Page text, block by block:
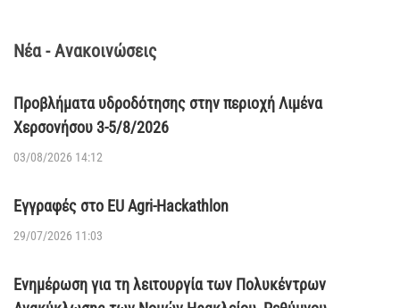
Νέα - Ανακοινώσεις
Προβλήματα υδροδότησης στην περιοχή Λιμένα
Χερσονήσου 3-5/8/2026
03/08/2026 14:12
Εγγραφές στο EU Agri-Hackathlon
29/07/2026 11:03
Ενημέρωση για τη λειτουργία των Πολυκέντρων